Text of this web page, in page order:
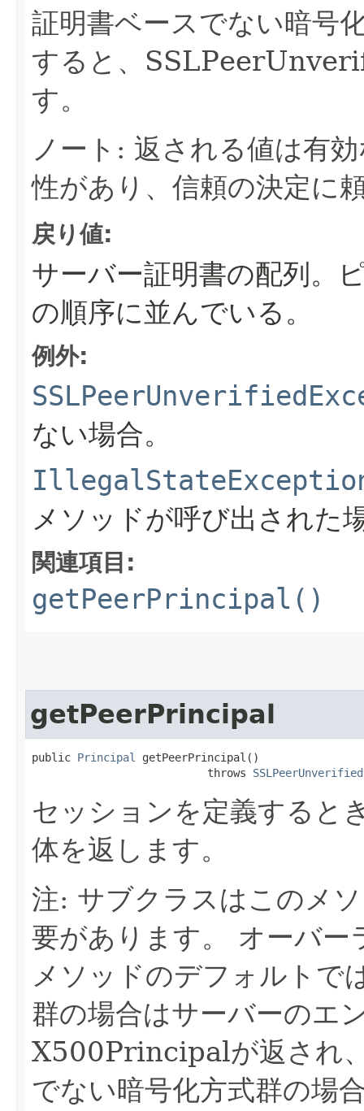
証明書ベースでない暗号
すると、
す。
ノート: 返される値は有
性があり、信頼の決定に
戻り値:
サーバー証明書の配列。
の順序に並んでいる。
例外:
ない場合。
メソッドが呼び出された
関連項目:
getPeerPrincipal()
getPeerPrincipal
public Principal getPeerPrincipal()
                           throws
セッションを定義すると
体を返します。
注: サブクラスはこのメ
要があります。
オーバー
メソッドのデフォルトで
群の場合はサーバーのエ
X500Principalが返され
でない暗号化方式群の場